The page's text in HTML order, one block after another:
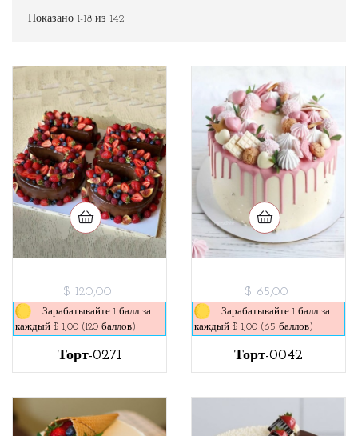
Показано 1-18 из 142
$ 120,00
Зарабатывайте 1 балл за
каждый $ 1,00 (120 баллов)
Торт-0271
$ 65,00
Зарабатывайте 1 балл за
каждый $ 1,00 (65 баллов)
Торт-0042